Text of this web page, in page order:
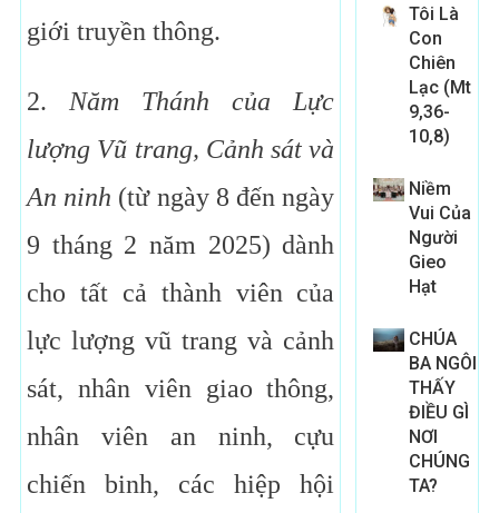
giới truyền thông.
2.Năm Thánh của Lực
lượng Vũ trang, Cảnh sát và
An ninh (từ ngày 8 đến ngày
9 tháng 2 năm 2025) dành
cho tất cả thành viên của
lực lượng vũ trang và cảnh
sát, nhân viên giao thông,
nhân viên an ninh, cựu
chiến binh, các hiệp hội
Tôi Là
Con
Chiên
Lạc (Mt
9,36-
10,8)
Niềm
Vui Của
Người
Gieo
Hạt
CHÚA
BA NGÔI
THẤY
ĐIỀU GÌ
NƠI
CHÚNG
TA?